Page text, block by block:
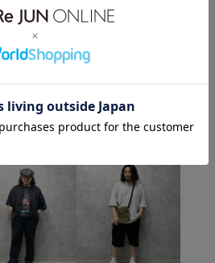
お出かけコーデ
スコーデ
ズライク シンプルコーデ
ET ROPÉ
Tシャツ/カットソー
ツ デニムパンツ GKG16170
25AW_ADAMJ
っと見る
イリング